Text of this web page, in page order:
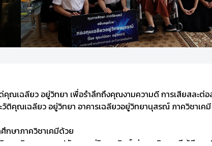
เฉลียว อยู่วิทยา เพื่อรำลึกถึงคุณงามความดี การเสียสละต่อ
ติคุณเฉลียว อยู่วิทยา อาคารเฉลียวอยู่วิทยานุสรณ์ ภาควิชาเค
กษาภาควิชาเคมีด้วย
ยา บิดาของคุณปนัดดา อยู่วิทยา ศิษย์เก่าภาควิชาเคมี ผู้มีคุณูป